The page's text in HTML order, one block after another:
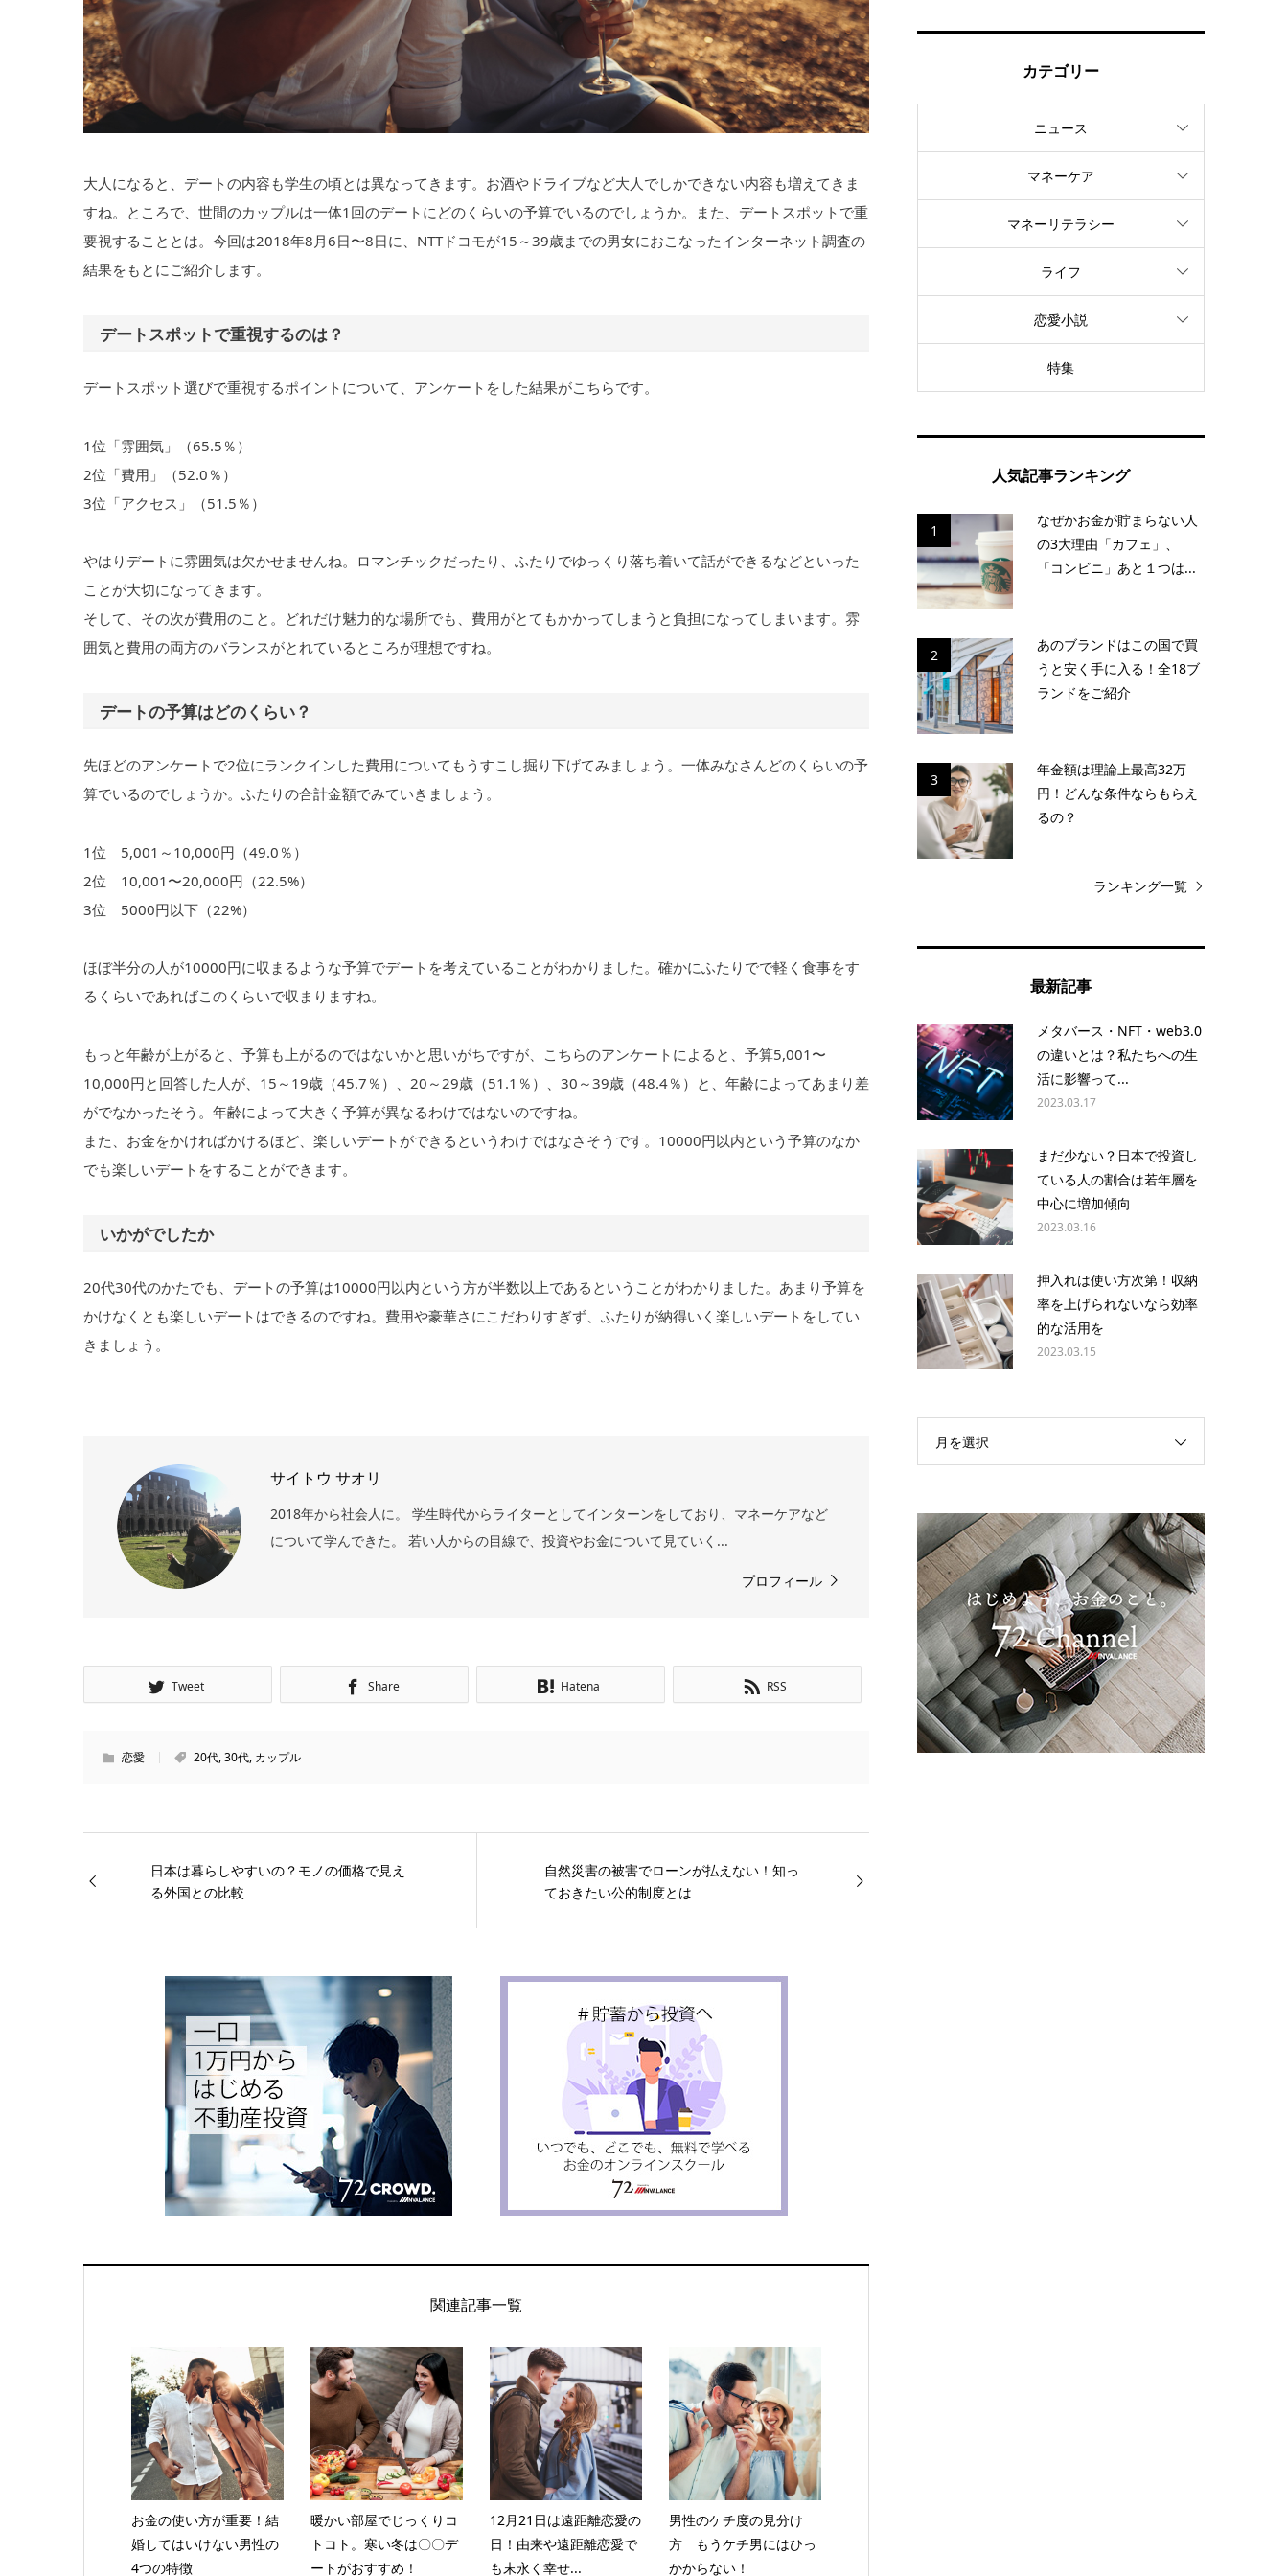
大人になると、デートの内容も学生の頃とは異なってきます。お酒やドライブなど大人でしかできない内容も増えてきま
すね。ところで、世間のカップルは一体1回のデートにどのくらいの予算でいるのでしょうか。また、デートスポットで重
要視することとは。今回は2018年8月6日〜8日に、NTTドコモが15～39歳までの男女におこなったインターネット調査の
結果をもとにご紹介します。
デートスポットで重視するのは？
デートスポット選びで重視するポイントについて、アンケートをした結果がこちらです。
1位「雰囲気」（65.5％）
2位「費用」（52.0％）
3位「アクセス」（51.5％）
やはりデートに雰囲気は欠かせませんね。ロマンチックだったり、ふたりでゆっくり落ち着いて話ができるなどといった
ことが大切になってきます。
そして、その次が費用のこと。どれだけ魅力的な場所でも、費用がとてもかかってしまうと負担になってしまいます。雰
囲気と費用の両方のバランスがとれているところが理想ですね。
デートの予算はどのくらい？
先ほどのアンケートで2位にランクインした費用についてもうすこし掘り下げてみましょう。一体みなさんどのくらいの予
算でいるのでしょうか。ふたりの合計金額でみていきましょう。
1位 5,001～10,000円（49.0％）
2位 10,001〜20,000円（22.5%）
3位 5000円以下（22%）
ほぼ半分の人が10000円に収まるような予算でデートを考えていることがわかりました。確かにふたりでで軽く食事をす
るくらいであればこのくらいで収まりますね。
もっと年齢が上がると、予算も上がるのではないかと思いがちですが、こちらのアンケートによると、予算5,001〜
10,000円と回答した人が、15～19歳（45.7％）、20～29歳（51.1％）、30～39歳（48.4％）と、年齢によってあまり差
がでなかったそう。年齢によって大きく予算が異なるわけではないのですね。
また、お金をかければかけるほど、楽しいデートができるというわけではなさそうです。10000円以内という予算のなか
でも楽しいデートをすることができます。
いかがでしたか
20代30代のかたでも、デートの予算は10000円以内という方が半数以上であるということがわかりました。あまり予算を
かけなくとも楽しいデートはできるのですね。費用や豪華さにこだわりすぎず、ふたりが納得いく楽しいデートをしてい
きましょう。
サイトウ サオリ
2018年から社会人に。 学生時代からライターとしてインターンをしており、マネーケアなど
について学んできた。 若い人からの目線で、投資やお金について見ていく...
プロフィール
Tweet Share Hatena RSS
恋愛 20代,30代, カップル
日本は暮らしやすいの？モノの価格で見え
る外国との比較
自然災害の被害でローンが払えない！知っ
ておきたい公的制度とは
関連記事一覧
お金の使い方が重要！結
婚してはいけない男性の
4つの特徴
暖かい部屋でじっくりコ
トコト。寒い冬は〇〇デ
ートがおすすめ！
12月21日は遠距離恋愛の
日！由来や遠距離恋愛で
も末永く幸せ...
男性のケチ度の見分け
方 もうケチ男にはひっ
かからない！
カテゴリー
ニュース
マネーケア
マネーリテラシー
ライフ
恋愛小説
特集
人気記事ランキング
1
なぜかお金が貯まらない人
の3大理由「カフェ」、
「コンビニ」あと１つは...
2
あのブランドはこの国で買
うと安く手に入る！全18ブ
ランドをご紹介
3
年金額は理論上最高32万
円！どんな条件ならもらえ
るの？
ランキング一覧
最新記事
メタバース・NFT・web3.0
の違いとは？私たちへの生
活に影響って...
2023.03.17
まだ少ない？日本で投資し
ている人の割合は若年層を
中心に増加傾向
2023.03.16
押入れは使い方次第！収納
率を上げられないなら効率
的な活用を
2023.03.15
月を選択